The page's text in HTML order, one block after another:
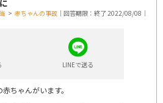
> 赤ちゃんの事故 ｜回答期限：終了 2022/08/08｜
LINEで送る
ちゃんがいます。